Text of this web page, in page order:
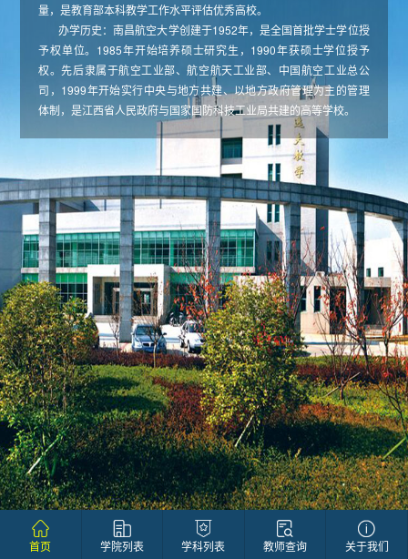
量，是教育部本科教学工作水平评估优秀高校。
办学历史：南昌航空大学创建于1952年，是全国首批学士学位授
予权单位。1985年开始培养硕士研究生，1990年获硕士学位授予
权。先后隶属于航空工业部、航空航天工业部、中国航空工业总公
司，1999年开始实行中央与地方共建、以地方政府管理为主的管理
体制，是江西省人民政府与国家国防科技工业局共建的高等学校。
首页 学院列表 学科列表 教师查询 关于我们